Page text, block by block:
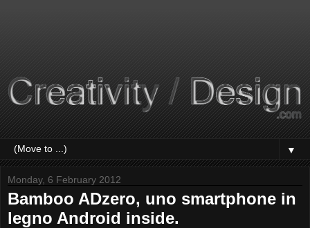
▼
Monday, 6 February 2012
Bamboo ADzero, uno smartphone in
legno Android inside.